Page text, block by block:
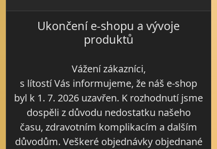
Ukončení e-shopu a vývoje
produktů
Vážení zákazníci,
s lítostí Vás informujeme, že náš e-shop
byl k 1. 7. 2026 uzavřen. K rozhodnutí jsme
dospěli z důvodu nedostatku našeho
času, zdravotním komplikacím a dalším
důvodům. Veškeré objednávky objednané